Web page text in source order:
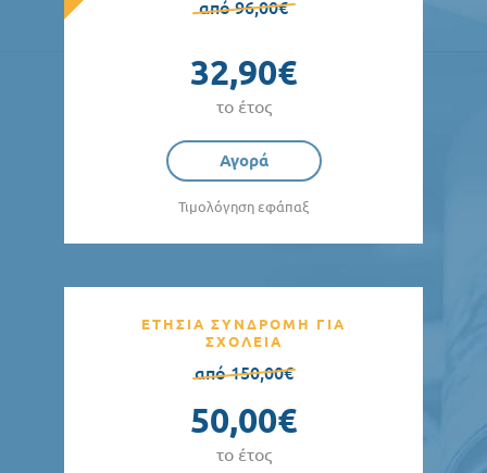
από 96,00€
32,90€
το έτος
Αγορά
Τιμολόγηση εφάπαξ
ΕΤΗΣΙΑ ΣΥΝΔΡΟΜΗ ΓΙΑ
ΣΧΟΛΕΙΑ
από 150,00€
50,00€
το έτος